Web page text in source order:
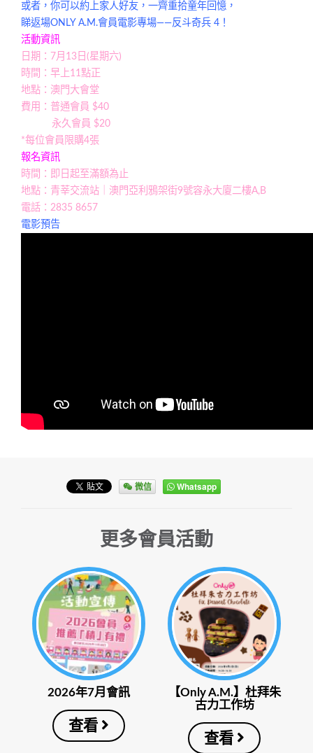
或者，你可以約上家人好友，一齊重拾童年回憶，
睇返場ONLY A.M.會員電影專場——反斗奇兵 4！
活動資訊
日期：7月13日(星期六)
時間：早上11點正
地點：澳門大會堂
費用：普通會員 $40
永久會員 $20
*每位會員限購4張
報名資訊
時間：即日起至滿額為止
地點：青莘交流站｜澳門亞利鴉架街9號容永大廈二樓A,B
電話：2835 8657
電影預告
微信 Whatsapp
更多會員活動
2026年7月會訊
查看
【Only A.M.】杜拜朱
古力工作坊
查看